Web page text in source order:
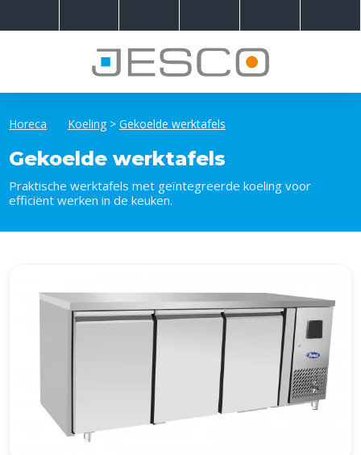
Horeca Koeling> Gekoelde werktafels
Gekoelde werktafels
Praktische werktafels met geïntegreerde koeling voor
efficiënt werken in de keuken.